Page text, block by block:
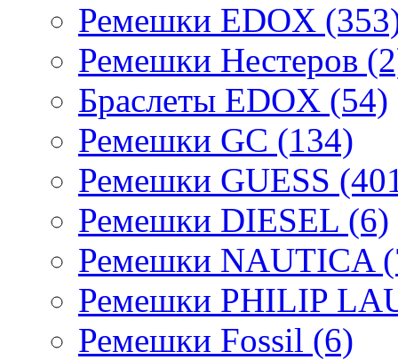
Ремешки EDOX
Ремешки Нестеров
Браслеты EDOX (54)
Ремешки GC (134)
Ремешки GUESS
Ремешки DIESEL (6)
Ремешки NAUTICA
Ремешки PHILIP
Ремешки Fossil (6)